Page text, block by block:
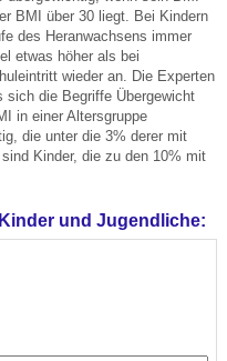
BMI über 30 liegt. Bei Kindern
des Heranwachsens immer
etwas höher als bei
wieder an. Die Experten
sich die Begriffe Übergewicht
in einer Altersgruppe
die unter die 3% derer mit
Kinder, die zu den 10% mit
und Jugendliche: